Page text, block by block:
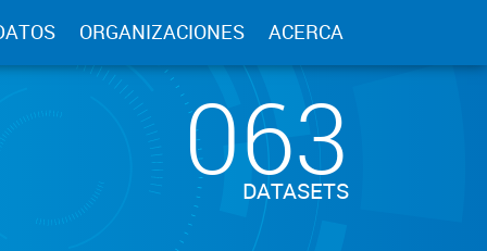
ORGANIZACIONES ACERCA
063
DATASETS